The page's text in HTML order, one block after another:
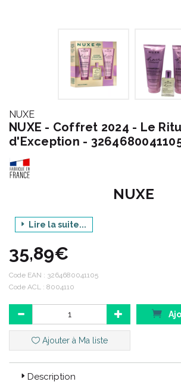
NUXE
NUXE - Coffret 2024 - Le
d'Exception -
NUXE
Gamme : COFFRET
Produit : LE RITUEL
Contenance : 3
Code ACL: 8004110
Code EAN: 3264680041105
Lire la suite...
35,89€
Code EAN : 3264680041105
Code ACL : 8004110
Ajouter à Ma liste
Description